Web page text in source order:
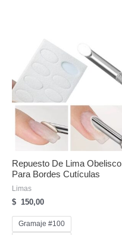
Repuesto De Lima Obelisco
Para Bordes Cutículas
Limas
$ 150,00
Gramaje #100